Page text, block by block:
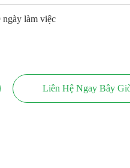
ngày làm việc
Liên Hệ Ngay Bây